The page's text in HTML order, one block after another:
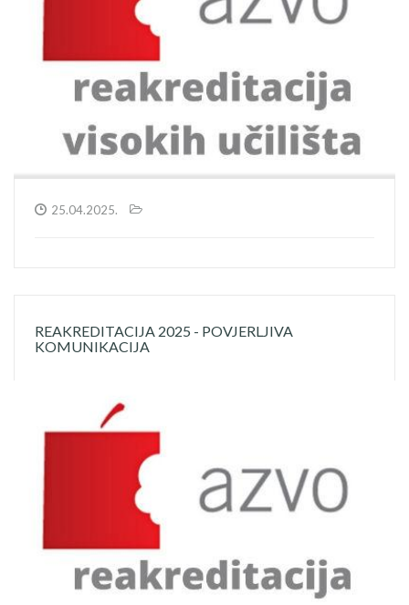
25.04.2025.
REAKREDITACIJA 2025 - POVJERLJIVA
KOMUNIKACIJA